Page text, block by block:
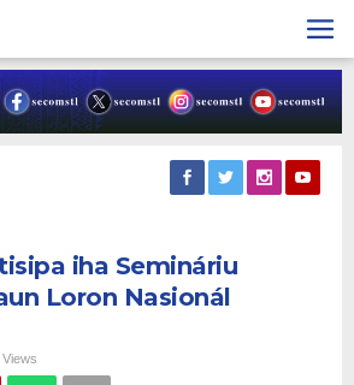
iha Semináriu
Loron Nasionál